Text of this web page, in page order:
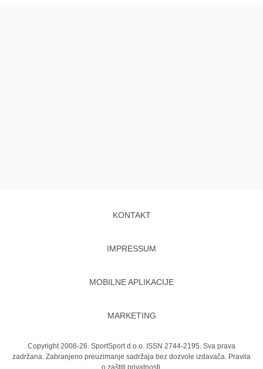
KONTAKT
IMPRESSUM
MOBILNE APLIKACIJE
MARKETING
Copyright 2008-26. SportSport d.o.o. ISSN 2744-2195. Sva prava
zadržana. Zabranjeno preuzimanje sadržaja bez dozvole izdavača. Pravila
o zaštiti privatnosti.